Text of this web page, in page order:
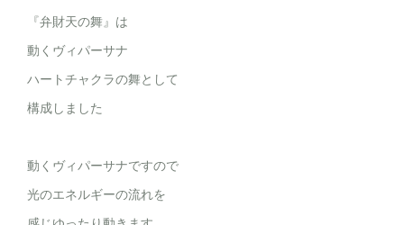
『弁財天の舞』は
動くヴィパーサナ
ハートチャクラの舞として
構成しました
動くヴィパーサナですので
光のエネルギーの流れを